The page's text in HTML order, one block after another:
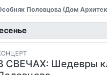
Половцова (Дом
СВЕЧАХ: Шедевры